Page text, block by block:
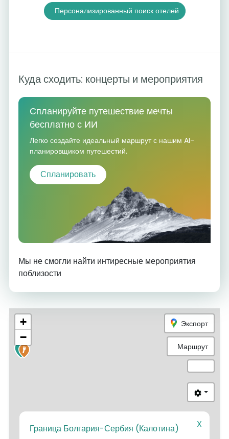
Персонализированный поиск отелей
Куда сходить: концерты и мероприятия
Спланируйте путешествие мечты
бесплатно с ИИ
Легко создайте идеальный маршрут с нашим AI-
планировщиком путешестий.
Спланировать
Мы не смогли найти интиресные мероприятия
поблизости
3
4
+
−
Экспорт
Маршрут
X
Граница Болгария-Сербия (Калотина)